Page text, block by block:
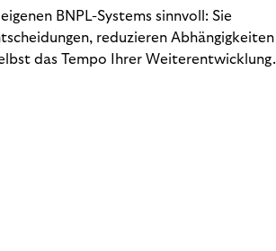
BNPL-Systems sinnvoll: Sie
reduzieren Abhängigkeiten
das Tempo Ihrer Weiterentwicklung.
bis hin zu regulatorischen